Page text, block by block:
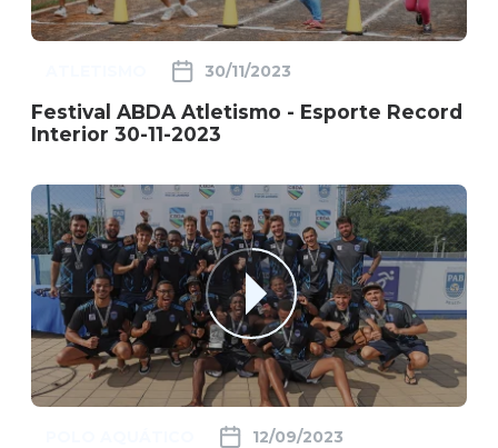
30/11/2023
Festival ABDA Atletismo - Esporte Record
Interior 30-11-2023
12/09/2023